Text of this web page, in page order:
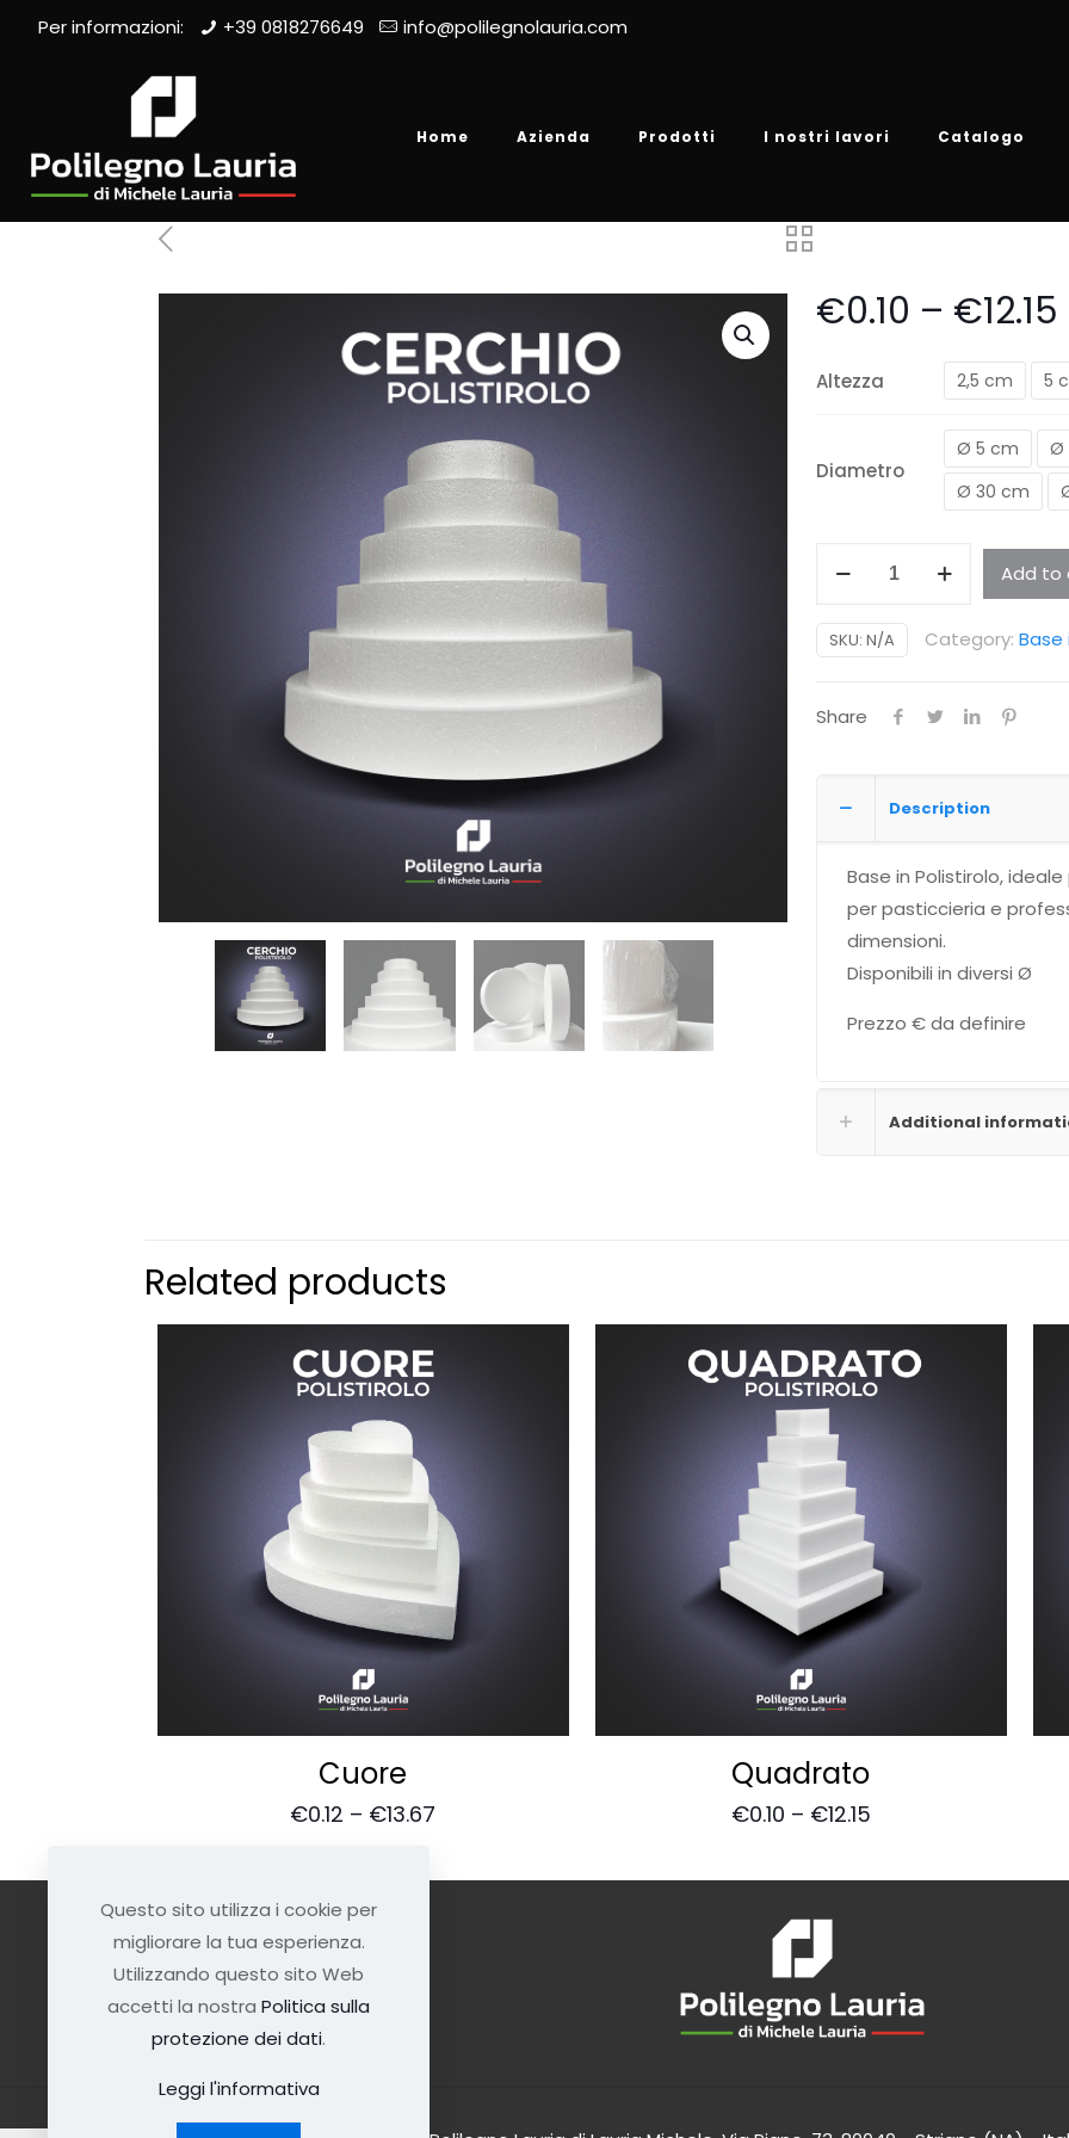
Per informazioni: +39 0818276649 info@polilegnolauria.com
Home Azienda Prodotti I nostri lavori Catalogo
€0.10 – €12.15
Altezza 2,5 cm 5
Diametro
Ø 5 cm
Ø
Ø 30 cm
Add to
SKU: N/A Category: Base
Share
Description
Base in Polistirolo,
per pasticcieria e
dimensioni.
Disponibili in diversi Ø
Prezzo € da definire
Additional
Related products
Cuore
€0.12 – €13.67
Quadrato
€0.10 – €12.15
Questo sito utilizza i cookie per
migliorare la tua esperienza.
Utilizzando questo sito Web
accetti la nostra Politica sulla
protezione dei dati.
Leggi l'informativa